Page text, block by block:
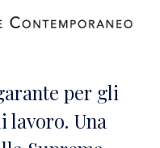
per gli
lavoro. Una